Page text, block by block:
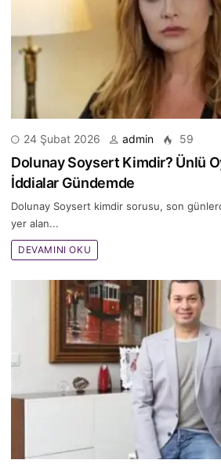
24 Şubat 2026 admin 59
Dolunay Soysert Kimdir? Ünlü
İddialar Gündemde
Dolunay Soysert kimdir sorusu, son
yer alan...
DEVAMINI OKU